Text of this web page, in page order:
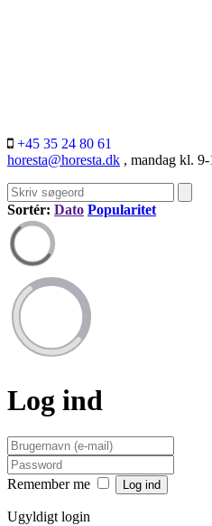
+45 35 24 80 61
horesta@horesta.dk , mandag kl.
Sortér: Dato Popularitet
Log ind
Remember me
Ugyldigt login